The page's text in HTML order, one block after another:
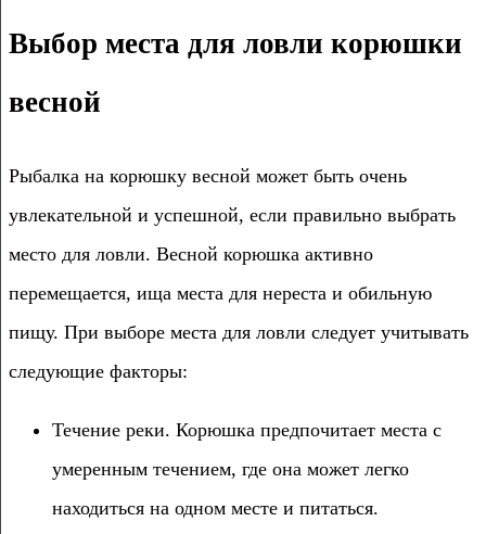
Выбор места для ловли корюшки
весной
Рыбалка на корюшку весной может быть очень
увлекательной и успешной, если правильно выбрать
место для ловли. Весной корюшка активно
перемещается, ища места для нереста и обильную
пищу. При выборе места для ловли следует учитывать
следующие факторы:
Течение реки. Корюшка предпочитает места с
умеренным течением, где она может легко
находиться на одном месте и питаться.